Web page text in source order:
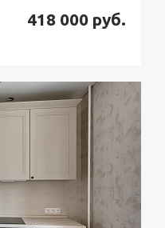
418 000 руб.
Узнать стоимость